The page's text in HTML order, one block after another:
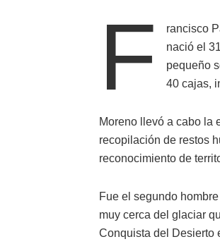
F
rancisco
nació el
pequeño
40 cajas,
Moreno llevó a cabo la
recopilación de restos
reconocimiento de
Fue el segundo
muy cerca del glaciar
Conquista del Desierto